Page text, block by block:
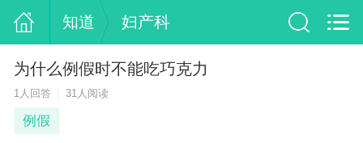
知道 妇产科
为什么例假时不能吃巧克力
1人回答 31人阅读
例假